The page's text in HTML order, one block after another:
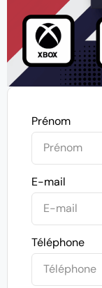
Prénom
E-mail
Téléphone